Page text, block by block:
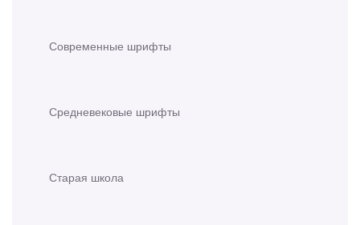
Современные шрифты
Средневековые шрифты
Старая школа